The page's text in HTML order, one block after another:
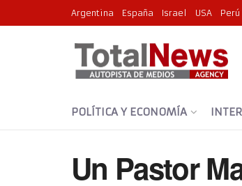
Argentina España Israel USA Perú
POLÍTICA Y ECONOMÍA
Un Pastor